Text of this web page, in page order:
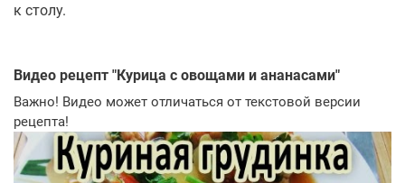
к столу.
Видео рецепт "Курица с овощами и ананасами"
Важно! Видео может отличаться от текстовой версии
рецепта!